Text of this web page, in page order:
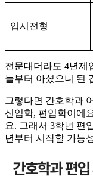
입시전형
전문대더라도 4년제
늘부터 아셨으니 된
그렇다면 간호학과
신입학, 편입학이에
요. 그래서 3학년 편
년부터 시작할 가능